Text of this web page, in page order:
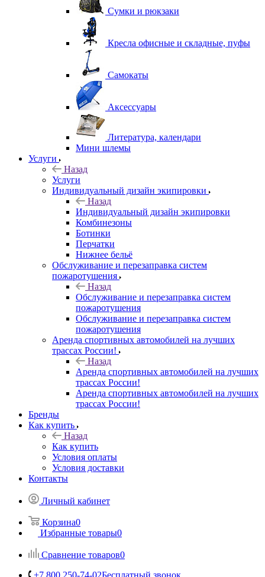
Сумки и рюкзаки
Кресла офисные и складные, пуфы
Самокаты
Аксессуары
Литература, календари
Мини шлемы
Услуги
Назад
Услуги
Индивидуальный дизайн экипировки
Назад
Индивидуальный дизайн экипировки
Комбинезоны
Ботинки
Перчатки
Нижнее бельё
Обслуживание и перезаправка систем
пожаротушения
Назад
Обслуживание и перезаправка систем
пожаротушения
Обслуживание и перезаправка систем
пожаротушения
Аренда спортивных автомобилей на лучших
трассах России!
Назад
Аренда спортивных автомобилей на лучших
трассах России!
Аренда спортивных автомобилей на лучших
трассах России!
Бренды
Как купить
Назад
Как купить
Условия оплаты
Условия доставки
Контакты
Личный кабинет
Корзина0
Избранные товары0
Сравнение товаров0
+7 800 250-74-02Бесплатный звонок